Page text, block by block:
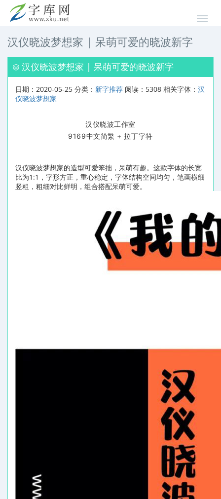
汉仪晓波梦想家 | 呆萌可爱的晓波新字
汉仪晓波梦想家 | 呆萌可爱的晓波新字
日期：2020-05-25 分类： 新字推荐 阅读：5308 相关字体： 汉
仪晓波梦想家
汉仪晓波工作室
9169中文简繁 +拉丁字符
汉仪晓波梦想家的造型可爱笨拙，呆萌有趣。这款字体的长宽
比为1:1，字形方正，重心稳定，字体结构空间均匀，笔画横细
竖粗，粗细对比鲜明，组合搭配呆萌可爱。